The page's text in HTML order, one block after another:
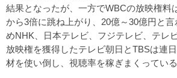
結果となったが、一方でWBCの放映権料
から3倍に跳ね上がり、20億～30億円と
めNHK、日本テレビ、フジテレビ、テレ
放映権を獲得したテレビ朝日とTBSは連
材を使い倒し、視聴率を稼ぎまくっている